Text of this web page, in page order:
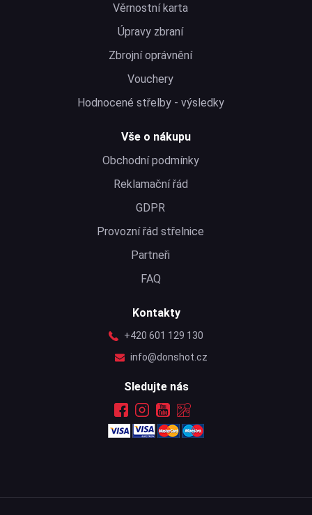
Věrnostní karta
Úpravy zbraní
Zbrojní oprávnění
Vouchery
Hodnocené střelby - výsledky
Vše o nákupu
Obchodní podmínky
Reklamační řád
GDPR
Provozní řád střelnice
Partneři
FAQ
Kontakty
+420 601 129 130
info@donshot.cz
Sledujte nás